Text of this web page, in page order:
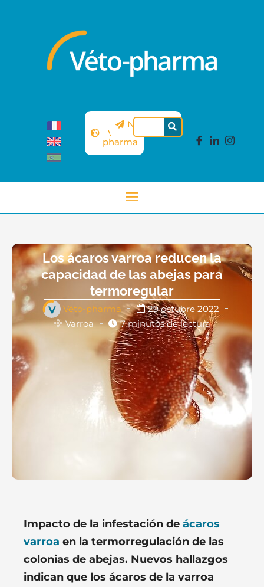
Sitio
Véto-
pharma
Newsletter
Los ácaros varroa reducen la
capacidad de las abejas para
termoregular
Véto-pharma
29 octubre 2022
Varroa
7 minutos de lectura
Impacto de la infestación de ácaros
varroa en la termorregulación de las
colonias de abejas. Nuevos hallazgos
indican que los ácaros de la varroa